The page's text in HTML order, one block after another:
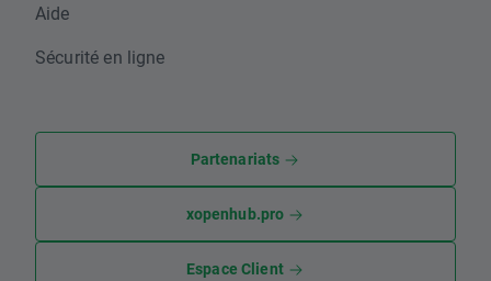
Aide
Sécurité en ligne
Partenariats
xopenhub.pro
Espace Client